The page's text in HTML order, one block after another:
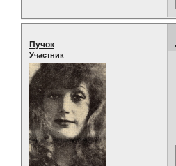
Пучок
Участник